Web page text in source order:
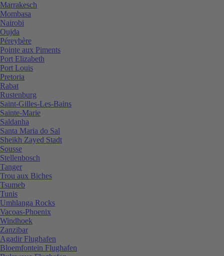
Marrakesch
Mombasa
Nairobi
Oujda
Péreybère
Pointe aux Piments
Port Elizabeth
Port Louis
Pretoria
Rabat
Rustenburg
Saint-Gilles-Les-Bains
Sainte-Marie
Saldanha
Santa Maria do Sal
Sheikh Zayed Stadt
Sousse
Stellenbosch
Tanger
Trou aux Biches
Tsumeb
Tunis
Umhlanga Rocks
Vacoas-Phoenix
Windhoek
Zanzibar
Agadir Flughafen
Bloemfontein Flughafen